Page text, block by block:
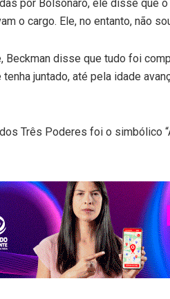
por Bolsonaro, ele disse
o cargo. Ele, no entanto, não
disse que tudo foi
juntado, até pela idade
Três Poderes foi o simbólico